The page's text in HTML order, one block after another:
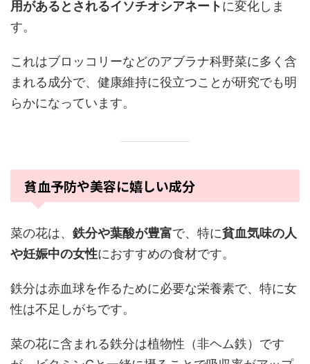
用があるとされるイソチオシアネートに変化しま
す。
これはブロッコリーなどのアブラナ科野菜に多く含
まれる成分で、健康維持に役立つことが研究でも明
らかになっています。
貧血予防や美容に嬉しい成分
菜の花は、 鉄分や葉酸が豊富で、特に貧血気味の人
や妊娠中の女性におすすめの食材です。
鉄分は赤血球を作るために必要な栄養素で、特に女
性は不足しがちです。
菜の花に含まれる鉄分は植物性（非ヘム鉄）です